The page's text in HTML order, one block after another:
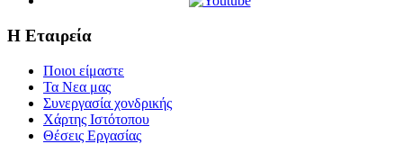
Η Εταιρεία
Ποιοι είμαστε
Τα Νεα μας
Συνεργασία χονδρικής
Χάρτης Ιστότοπου
Θέσεις Εργασίας